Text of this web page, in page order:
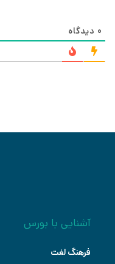
0 دیدگاه
آشنایی با بورس
فرهنگ لغت